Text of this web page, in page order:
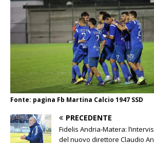
Fonte: pagina Fb Martina Calcio 1947 SSD
PRECEDENTE
Fidelis Andria-Matera:
del nuovo direttore Claudio